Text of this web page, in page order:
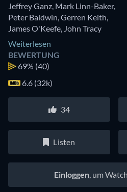
Jeffrey Ganz Mark Linn-Baker,
Peter Baldwin Gerren Keith
James O'Keefe John Tracy
Weiterlesen
BEWERTUNG
69% (40)
6.6 (32k)
34
Listen
Einloggen , um